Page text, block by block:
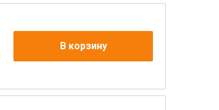
В корзину